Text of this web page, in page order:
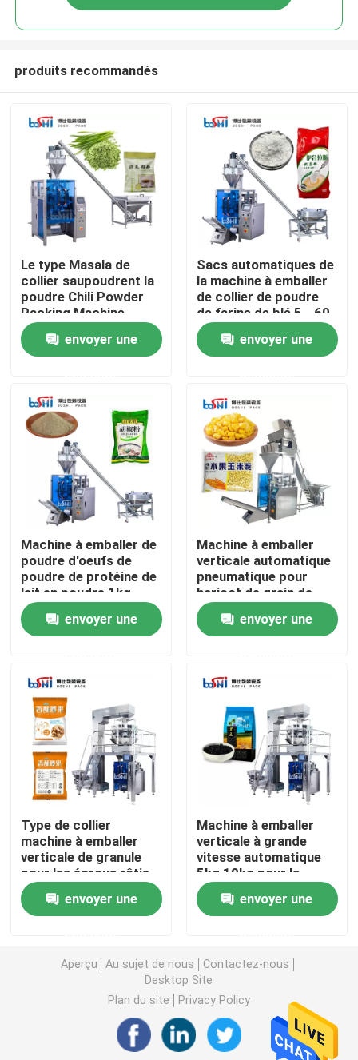
Domicile
Des produits
À propos de nous
Contrôle de qualité
Nous contacter
Demander un devis
Machine d'emballage de poudre
Machine à emballer de granulés
machine de remplissage de poudre
Machine à emballer de casse-croûte
Machine à emballer d'aliments surgelés
Machine de conditionnement de poche de Premade
Machine de remplissage de bouteilles semi
Accessoires de machine à emballer
produits recommandés
Le type Masala de
collier saupoudrent la
poudre Chili Powder
Packing Machine
Automatic d'épice
envoyer une
Sacs automatiques de
la machine à emballer
de collier de poudre
de farine de blé 5 - 60
minimum
envoyer une
Machine à emballer de
poudre d'oeufs de
poudre de protéine de
lait en poudre 1kg
automatique
envoyer une
Machine à emballer
verticale automatique
pneumatique pour
haricot de grain de
poudre de riz le bon
envoyer une
Type de collier
machine à emballer
verticale de granule
pour les écrous rôtis
envoyer une
Machine à emballer
verticale à grande
vitesse automatique
5kg 10kg pour la
nourriture
envoyer une
Aperçu Au sujet de nous
Contactez-nous
Desktop Site
Plan du site
Privacy Policy